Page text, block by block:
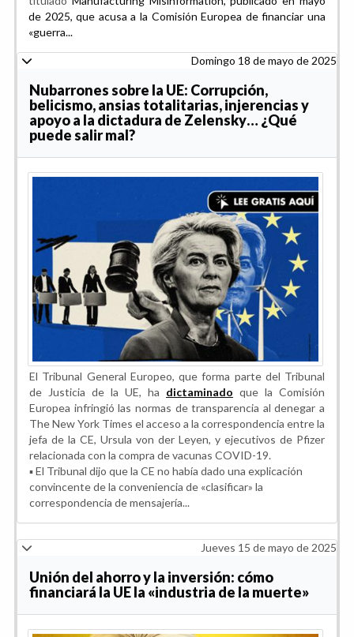
de 2025, que acusa a la Comisión Europea de financiar una
«guerra...
Domingo 18 de mayo de 2025
Nubarrones sobre la UE: Corrupción,
belicismo, ansias totalitarias, injerencias y
apoyo a la dictadura de Zelensky… ¿Qué
puede salir mal?
El Tribunal General Europeo, que forma parte del Tribunal
de Justicia de la UE, ha dictaminado que la Comisión
Europea infringió las normas de transparencia al denegar a
The New York Times el acceso a la correspondencia entre la
jefa de la CE, Ursula von der Leyen, y ejecutivos de Pfizer
relacionada con la compra de vacunas COVID-19.
▪️ El Tribunal dijo que la CE no había dado una explicación
convincente de la conveniencia de «clasificar» la
correspondencia de mensajería...
Jueves 15 de mayo de 2025
Unión del ahorro y la inversión: cómo
financiará la UE la «industria de la muerte»